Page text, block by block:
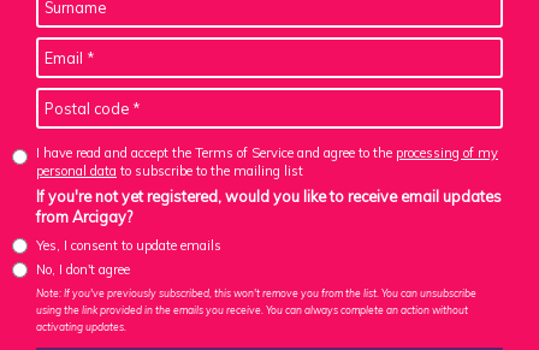
I have read and accept the Terms of Service and agree to the processing of my
personal data to subscribe to the mailing list
If you're not yet registered, would you like to receive email updates
from Arcigay?
Yes, I consent to update emails
No, I don't agree
Note: If you've previously subscribed, this won't remove you from the list. You can unsubscribe
using the link provided in the emails you receive. You can always complete an action without
activating updates.